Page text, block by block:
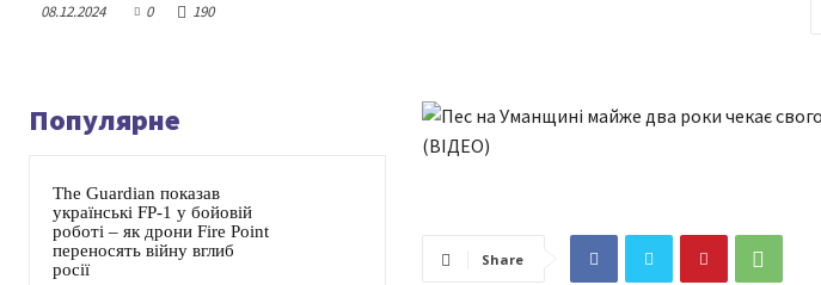
08.12.2024 0 190
Популярне
The Guardian показав
українські FP-1 у бойовій
роботі – як дрони Fire Point
переносять війну вглиб
росії
Share